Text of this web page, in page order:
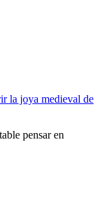
la joya medieval de
pensar en